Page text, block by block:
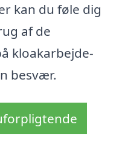
kan du føle dig
af de
kloakarbejde-
besvær.